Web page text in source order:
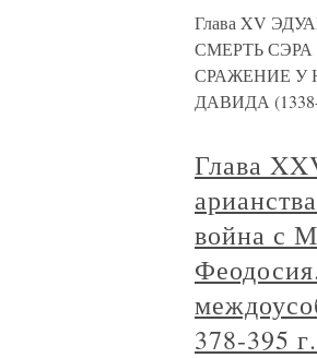
Глава XV
СМЕРТЬ
СРАЖЕНИЕ У
ДАВИДА (1338-
Глава
война с
378-395